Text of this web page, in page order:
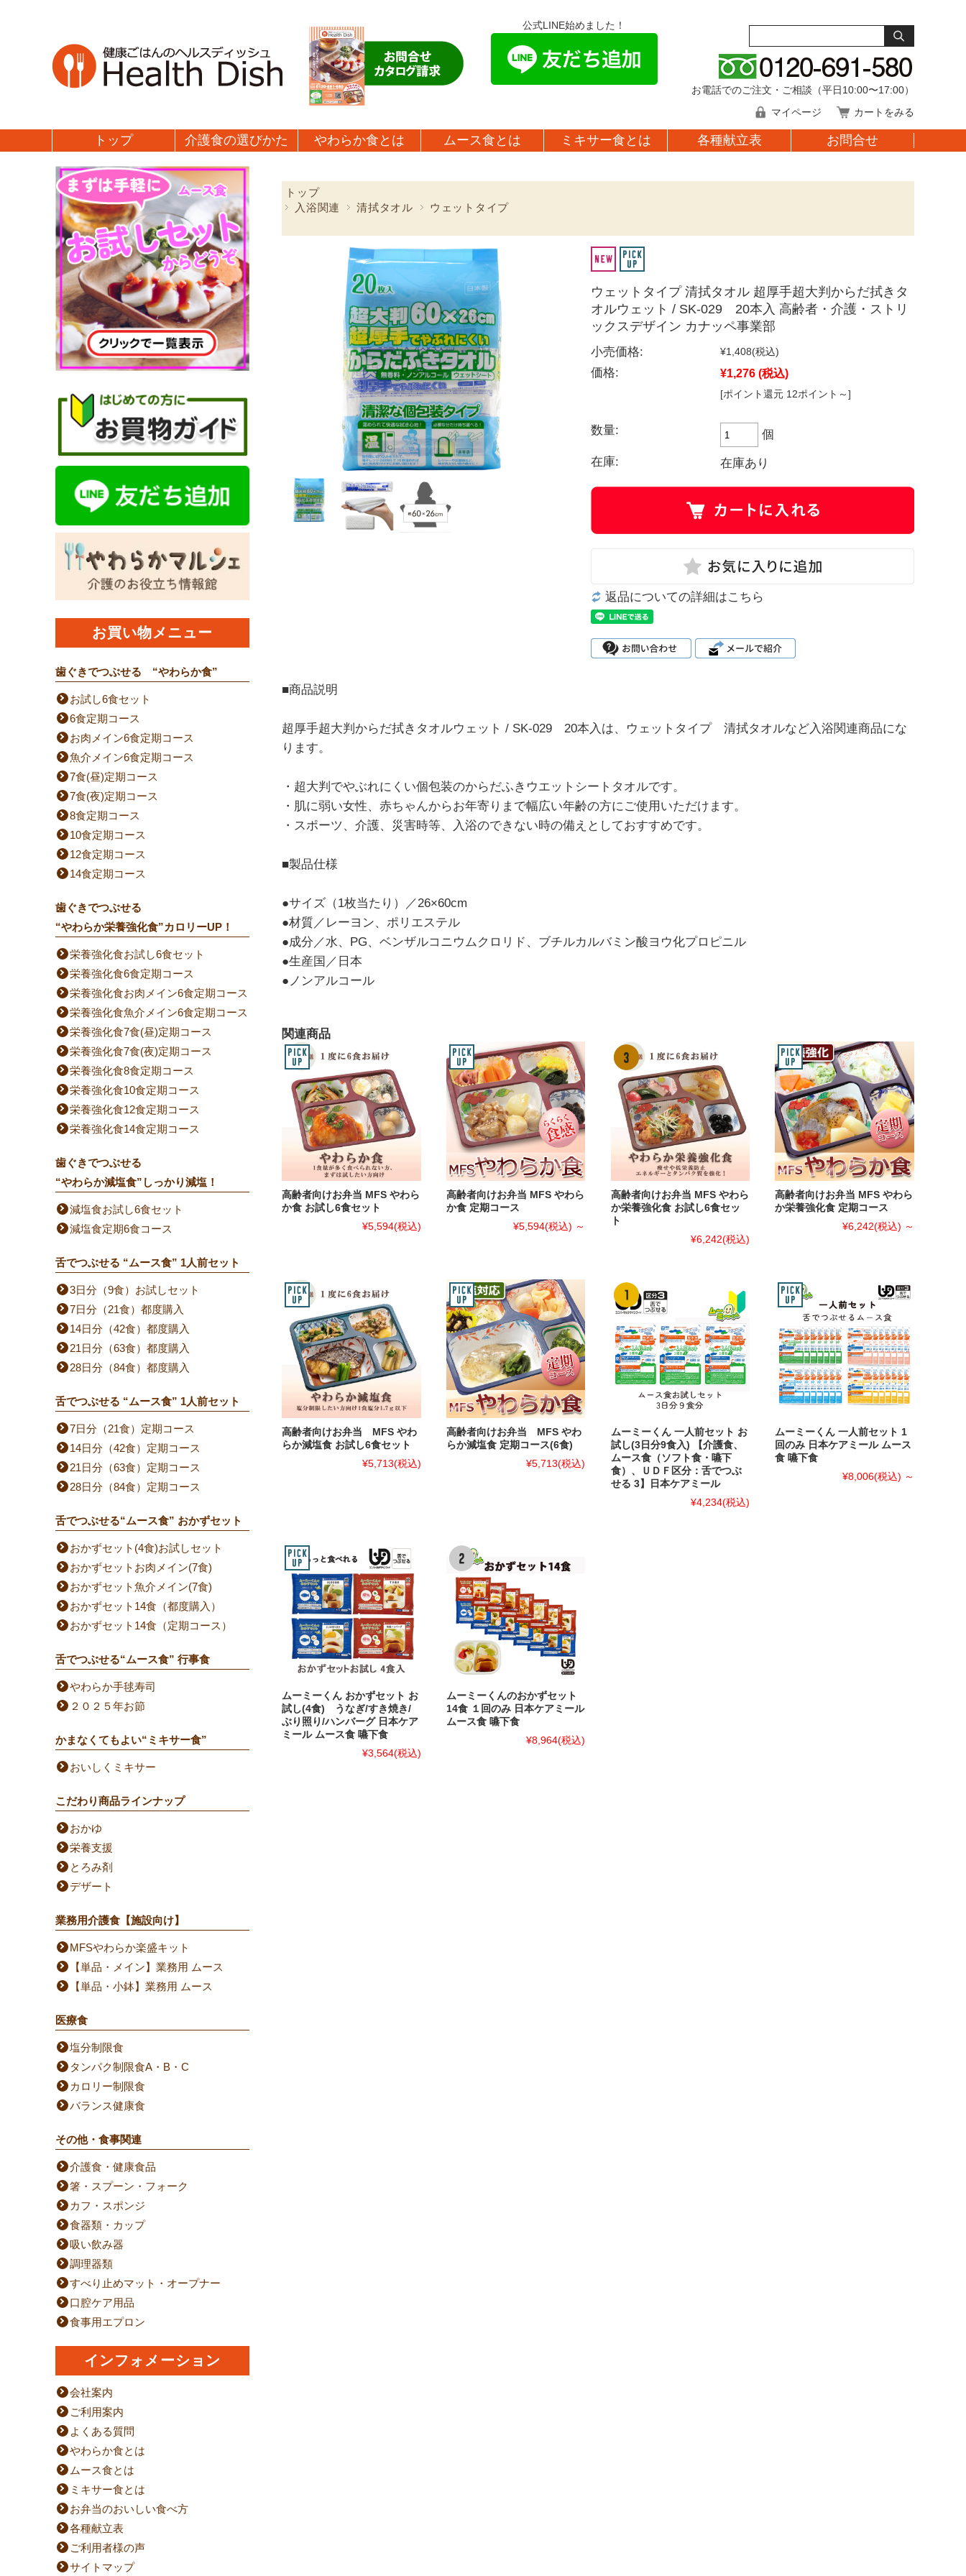
公式LINE始めました！
お電話でのご注文・ご相談（平日10:00〜17:00）
マイページ カートをみる
トップ 介護食の選びかた やわらか食とは ムース食とは ミキサー食とは 各種献立表 お問合せ
トップ
入浴関連
清拭タオル ウェットタイプ
ウェットタイプ 清拭タオル 超厚手超大判からだ拭きタ
オルウェット / SK-029 20本入 高齢者・介護・ストリ
ックスデザイン カナッペ事業部
小売価格: ¥1,408(税込)
価格: ¥1,276 (税込)
[ポイント還元 12ポイント～]
数量: 個
在庫: 在庫あり
返品についての詳細はこちら
■商品説明
超厚手超大判からだ拭きタオルウェット / SK-029 20本入は、ウェットタイプ 清拭タオルなど入浴関連商品にな
ります。
・超大判でやぶれにくい個包装のからだふきウエットシートタオルです。
・肌に弱い女性、赤ちゃんからお年寄りまで幅広い年齢の方にご使用いただけます。
・スポーツ、介護、災害時等、入浴のできない時の備えとしておすすめです。
■製品仕様
●サイズ（1枚当たり）／26×60cm
●材質／レーヨン、ポリエステル
●成分／水、PG、ベンザルコニウムクロリド、ブチルカルバミン酸ヨウ化プロピニル
●生産国／日本
●ノンアルコール
関連商品
高齢者向けお弁当 MFS やわら
か食 お試し6食セット
¥5,594(税込)
高齢者向けお弁当 MFS やわら
か食 定期コース
¥5,594(税込) ～
高齢者向けお弁当 MFS やわら
か栄養強化食 お試し6食セッ
ト
¥6,242(税込)
高齢者向けお弁当 MFS やわら
か栄養強化食 定期コース
¥6,242(税込) ～
高齢者向けお弁当 MFS やわ
らか減塩食 お試し6食セット
¥5,713(税込)
高齢者向けお弁当 MFS やわ
らか減塩食 定期コース(6食)
¥5,713(税込)
ムーミーくん 一人前セット お
試し(3日分9食入) 【介護食、
ムース食（ソフト食・嚥下
食）、ＵＤＦ区分：舌でつぶ
せる 3】日本ケアミール
¥4,234(税込)
ムーミーくん 一人前セット 1
回のみ 日本ケアミール ムース
食 嚥下食
¥8,006(税込) ～
ムーミーくん おかずセット お
試し(4食) うなぎ/すき焼き/
ぶり照り/ハンバーグ 日本ケア
ミール ムース食 嚥下食
¥3,564(税込)
ムーミーくんのおかずセット
14食 １回のみ 日本ケアミール
ムース食 嚥下食
¥8,964(税込)
お買い物メニュー
歯ぐきでつぶせる “やわらか食”
お試し6食セット
6食定期コース
お肉メイン6食定期コース
魚介メイン6食定期コース
7食(昼)定期コース
7食(夜)定期コース
8食定期コース
10食定期コース
12食定期コース
14食定期コース
歯ぐきでつぶせる
“やわらか栄養強化食”カロリーUP！
栄養強化食お試し6食セット
栄養強化食6食定期コース
栄養強化食お肉メイン6食定期コース
栄養強化食魚介メイン6食定期コース
栄養強化食7食(昼)定期コース
栄養強化食7食(夜)定期コース
栄養強化食8食定期コース
栄養強化食10食定期コース
栄養強化食12食定期コース
栄養強化食14食定期コース
歯ぐきでつぶせる
“やわらか減塩食”しっかり減塩！
減塩食お試し6食セット
減塩食定期6食コース
舌でつぶせる “ムース食” 1人前セット
3日分（9食）お試しセット
7日分（21食）都度購入
14日分（42食）都度購入
21日分（63食）都度購入
28日分（84食）都度購入
舌でつぶせる “ムース食” 1人前セット
7日分（21食）定期コース
14日分（42食）定期コース
21日分（63食）定期コース
28日分（84食）定期コース
舌でつぶせる“ムース食” おかずセット
おかずセット(4食)お試しセット
おかずセットお肉メイン(7食)
おかずセット魚介メイン(7食)
おかずセット14食（都度購入）
おかずセット14食（定期コース）
舌でつぶせる“ムース食” 行事食
やわらか手毬寿司
２０２５年お節
かまなくてもよい“ミキサー食”
おいしくミキサー
こだわり商品ラインナップ
おかゆ
栄養支援
とろみ剤
デザート
業務用介護食【施設向け】
MFSやわらか楽盛キット
【単品・メイン】業務用 ムース
【単品・小鉢】業務用 ムース
医療食
塩分制限食
タンパク制限食A・B・C
カロリー制限食
バランス健康食
その他・食事関連
介護食・健康食品
箸・スプーン・フォーク
カフ・スポンジ
食器類・カップ
吸い飲み器
調理器類
すべり止めマット・オープナー
口腔ケア用品
食事用エプロン
インフォメーション
会社案内
ご利用案内
よくある質問
やわらか食とは
ムース食とは
ミキサー食とは
お弁当のおいしい食べ方
各種献立表
ご利用者様の声
サイトマップ